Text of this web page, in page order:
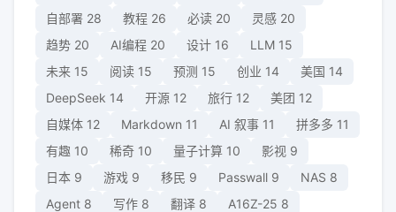
自部署 28 教程 26 必读 20 灵感 20
趋势 20 AI编程 20 设计 16 LLM 15
未来 15 阅读 15 预测 15 创业 14 美国 14
DeepSeek 14 开源 12 旅行 12 美团 12
自媒体 12 Markdown 11 AI 叙事 11 拼多多 11
有趣 10 稀奇 10 量子计算 10 影视 9
日本 9 游戏 9 移民 9 Passwall 9 NAS 8
Agent 8 写作 8 翻译 8 A16Z-25 8